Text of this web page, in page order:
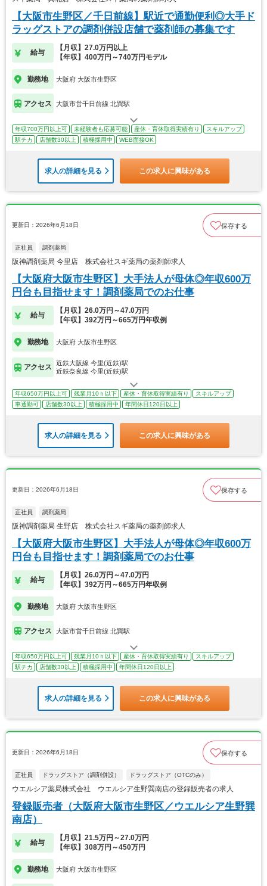
【大阪市生野区／千日前線】駅近で通勤便利◎大手ド
ラッグストアの調剤併設店舗で薬剤師の募集です
給与
【月収】27.0万円以上
【年収】400万円～740万円モデル
勤務地 大阪府 大阪市生野区
アクセス 大阪市営千日前線 北巽駅
年収700万円以上可 未経験者も応募可能 産休・育休取得実績有り
スキルアップ
駅チカ
店舗数30以上 積極採用中 WEB面接OK
求人の詳細を見る この求人に興味がある
更新日：2026年6月18日 保存する
正社員 調剤薬局
阪神調剤薬局 今里店 株式会社スギ薬局の薬剤師求人
【大阪府大阪市生野区】大手法人が母体◎年収600万
円台も目指せます！調剤薬局でのお仕事
給与
【月収】26.0万円～47.0万円
【年収】392万円～665万円年収例
勤務地 大阪府 大阪市生野区
アクセス
近鉄大阪線 今里(近鉄)駅
近鉄奈良線 今里(近鉄)駅
年収650万円以上可 残業月10ｈ以下 産休・育休取得実績有り
スキルアップ
車通勤可
店舗数30以上 積極採用中 年間休日120日以上
求人の詳細を見る この求人に興味がある
更新日：2026年6月18日 保存する
正社員 調剤薬局
阪神調剤薬局 生野店 株式会社スギ薬局の薬剤師求人
【大阪府大阪市生野区】大手法人が母体◎年収600万
円台も目指せます！調剤薬局でのお仕事
給与
【月収】26.0万円～47.0万円
【年収】392万円～665万円年収例
勤務地 大阪府 大阪市生野区
アクセス 大阪市営千日前線 北巽駅
年収650万円以上可 残業月10ｈ以下 産休・育休取得実績有り
スキルアップ
駅チカ
店舗数30以上 積極採用中 年間休日120日以上
求人の詳細を見る この求人に興味がある
更新日：2026年6月18日 保存する
正社員 ドラッグストア（調剤併設） ドラッグストア（OTCのみ）
ウエルシア薬局株式会社 ウエルシア生野巽南店の登録販売者の求人
登録販売者（大阪府大阪市生野区／ウエルシア生野巽
南店）
給与
【月収】21.5万円～27.0万円
【年収】308万円～450万円
勤務地 大阪府 大阪市生野区